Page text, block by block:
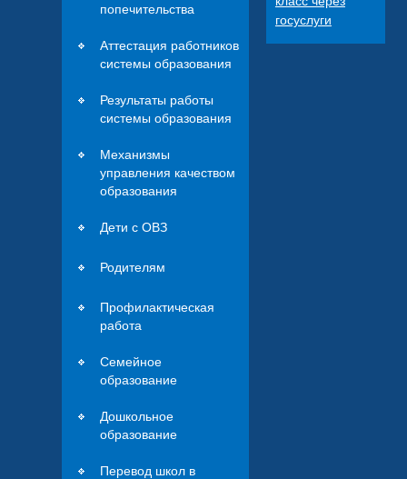
попечительства
Аттестация работников
системы образования
Результаты работы
системы образования
Механизмы
управления качеством
образования
Дети с ОВЗ
Родителям
Профилактическая
работа
Семейное
образование
Дошкольное
образование
Перевод школ в